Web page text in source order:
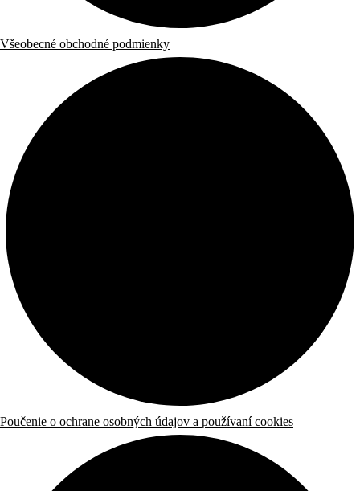
Všeobecné obchodné podmienky
Poučenie o ochrane osobných údajov a používaní cookies